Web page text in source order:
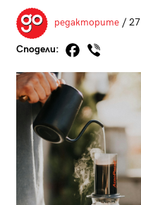
редакторите/
Сподели: